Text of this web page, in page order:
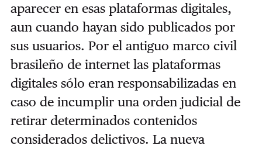
aparecer en esas plataformas digitales,
aun cuando hayan sido publicados por
sus usuarios. Por el antiguo marco civil
brasileño de internet las plataformas
digitales sólo eran responsabilizadas en
caso de incumplir una orden judicial de
retirar determinados contenidos
considerados delictivos. La nueva